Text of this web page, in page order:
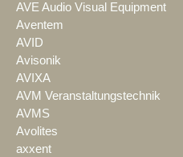
AVE Audio Visual Equipment
Aventem
AVID
Avisonik
AVIXA
AVM Veranstaltungstechnik
AVMS
Avolites
axxent